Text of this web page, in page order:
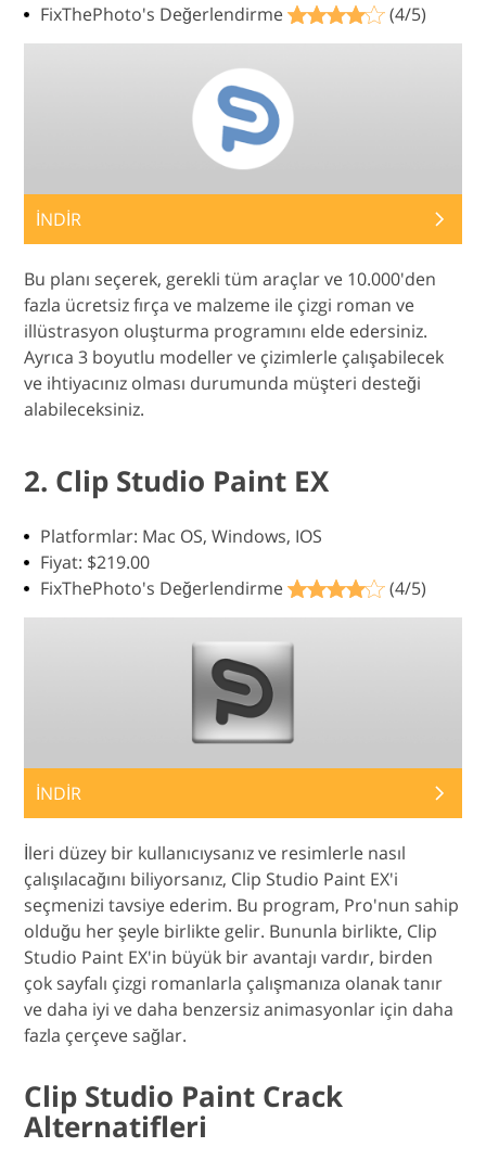
FixThePhoto's Değerlendirme
(4/5)
İNDİR
Bu planı seçerek, gerekli tüm araçlar ve 10.000'den
fazla ücretsiz fırça ve malzeme ile çizgi roman ve
illüstrasyon oluşturma programını elde edersiniz.
Ayrıca 3 boyutlu modeller ve çizimlerle çalışabilecek
ve ihtiyacınız olması durumunda müşteri desteği
alabileceksiniz.
2. Clip Studio Paint EX
Platformlar: Mac OS, Windows, IOS
Fiyat: $219.00
FixThePhoto's Değerlendirme
(4/5)
İNDİR
İleri düzey bir kullanıcıysanız ve resimlerle nasıl
çalışılacağını biliyorsanız, Clip Studio Paint EX'i
seçmenizi tavsiye ederim. Bu program, Pro'nun sahip
olduğu her şeyle birlikte gelir. Bununla birlikte, Clip
Studio Paint EX'in büyük bir avantajı vardır, birden
çok sayfalı çizgi romanlarla çalışmanıza olanak tanır
ve daha iyi ve daha benzersiz animasyonlar için daha
fazla çerçeve sağlar.
Clip Studio Paint Crack
Alternatifleri